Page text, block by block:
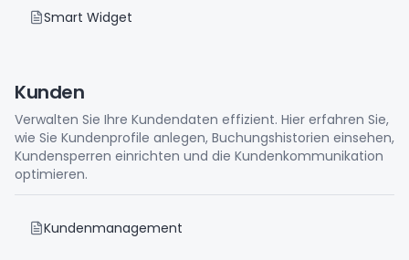
Smart Widget
Kunden
Verwalten Sie Ihre Kundendaten effizient. Hier erfahren Sie,
wie Sie Kundenprofile anlegen, Buchungshistorien einsehen,
Kundensperren einrichten und die Kundenkommunikation
optimieren.
Kundenmanagement